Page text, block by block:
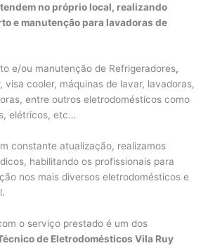
no próprio local, realizando
e manutenção para lavadoras de
e/ou manutenção de Refrigeradores,
visa cooler, máquinas de lavar, lavadoras,
entre outros eletrodomésticos como
elétricos, etc…
constante atualização, realizamos
habilitando os profissionais para
nos mais diversos eletrodomésticos e
o serviço prestado é um dos
de Eletrodomésticos Vila Ruy